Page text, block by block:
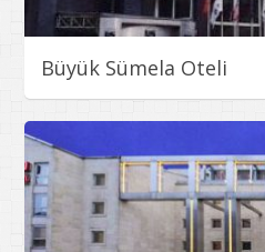
Büyük Sümela Oteli